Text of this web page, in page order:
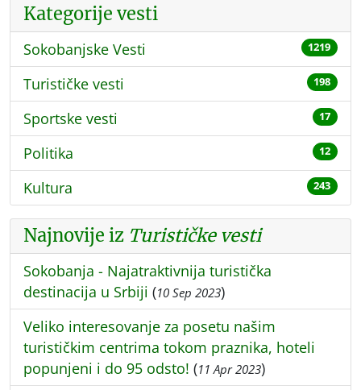
Kategorije vesti
Sokobanjske Vesti 1219
Turističke vesti 198
Sportske vesti 17
Politika 12
Kultura 243
Najnovije iz Turističke vesti
Sokobanja - Najatraktivnija turistička
destinacija u Srbiji (10 Sep 2023)
Veliko interesovanje za posetu našim
turističkim centrima tokom praznika, hoteli
popunjeni i do 95 odsto! (11 Apr 2023)